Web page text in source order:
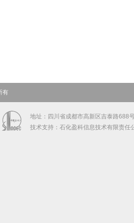
有
地址：四川省成都市高新区吉泰路
技术支持：石化盈科信息技术有限责任